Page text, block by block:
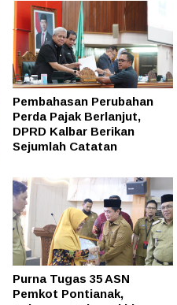
Pembahasan Perubahan
Perda Pajak Berlanjut,
DPRD Kalbar Berikan
Sejumlah Catatan
Purna Tugas 35 ASN
Pemkot Pontianak,